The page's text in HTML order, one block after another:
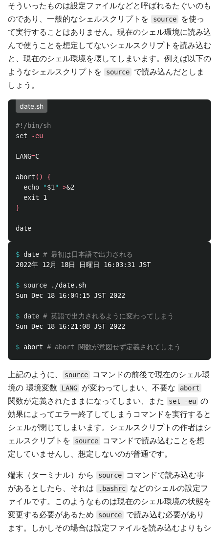
そういったものは設定ファイルなどと呼ばれるたぐいのも
のであり、一般的なシェルスクリプトを
source
を使っ
て実行することはありません。現在のシェル環境に読み込
んで使うことを想定してないシェルスクリプトを読み込む
と、現在のシェル環境を壊してしまいます。例えば以下の
ようなシェルスクリプトを
source
で読み込んだとしま
しょう。
date.sh
#!/bin/sh
set
-eu
LANG=C
abort ()
{
echo
"$1 " >&2
exit
}
date
$ date # 最初は日本語で出力される
2022年 12月 18日 日曜日 16:03:31 JST
$ source
Sun Dec 18 16:04:15 JST 2022
$ date # 英語で出力されるように変わってしまう
Sun Dec 18 16:21:08 JST 2022
$ abort # abort 関数が意図せず定義されてしまう
上記のように、 source
コマンドの前後で現在のシェル環
境の 環境変数
LANG が変わってしまい、不要な abort
関数が定義されたままになってしまい、また set -eu の
効果によってエラー終了してしまうコマンドを実行すると
シェルが閉じてしまいます。シェルスクリプトの作者はシ
ェルスクリプトを
source
コマンドで読み込むことを想
定していませんし、想定しないのが普通です。
端末（ターミナル）から source
コマンドで読み込む事
があるとしたら、それは
.bashrc
などのシェルの設定フ
ァイルです。このようなものは現在のシェル環境の状態を
変更する必要があるため
source
で読み込む必要があり
ます。しかしその場合は設定ファイルを読み込むよりもシ